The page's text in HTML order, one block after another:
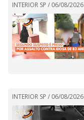
INTERIOR SP / 06/08/2026
INTERIOR SP / 06/08/2026